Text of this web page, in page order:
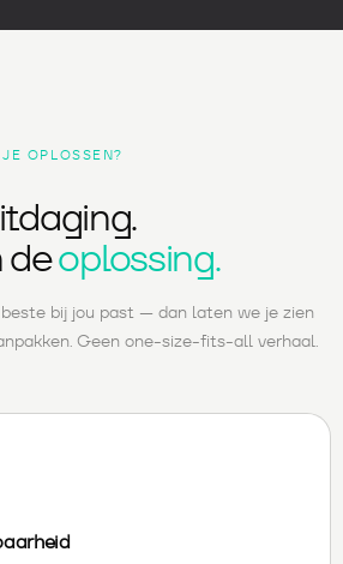
OPLOSSEN?
deoplossing.
bij jou past — dan laten we je zien
Geen one-size-fits-all verhaal.